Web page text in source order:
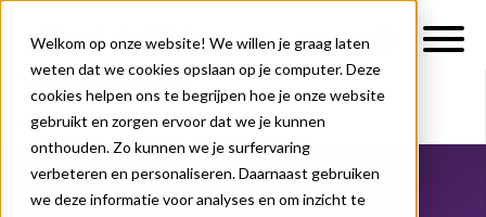
Welkom op onze website! We willen je graag laten
weten dat we cookies opslaan op je computer. Deze
cookies helpen ons te begrijpen hoe je onze website
gebruikt en zorgen ervoor dat we je kunnen
onthouden. Zo kunnen we je surfervaring
verbeteren en personaliseren. Daarnaast gebruiken
we deze informatie voor analyses en om inzicht te
Over ons Nieuws
Nieuws